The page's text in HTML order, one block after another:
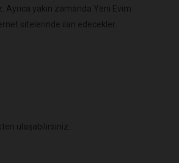
yakın zamanda Yeni Evim
sitelerinde ilan edecekler.
ulaşabilirsiniz.